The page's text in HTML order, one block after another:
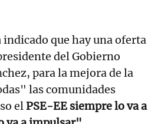
indicado que hay una oferta
del Gobierno
para la mejora de la
las comunidades
elPSE-EE siempre lo va a